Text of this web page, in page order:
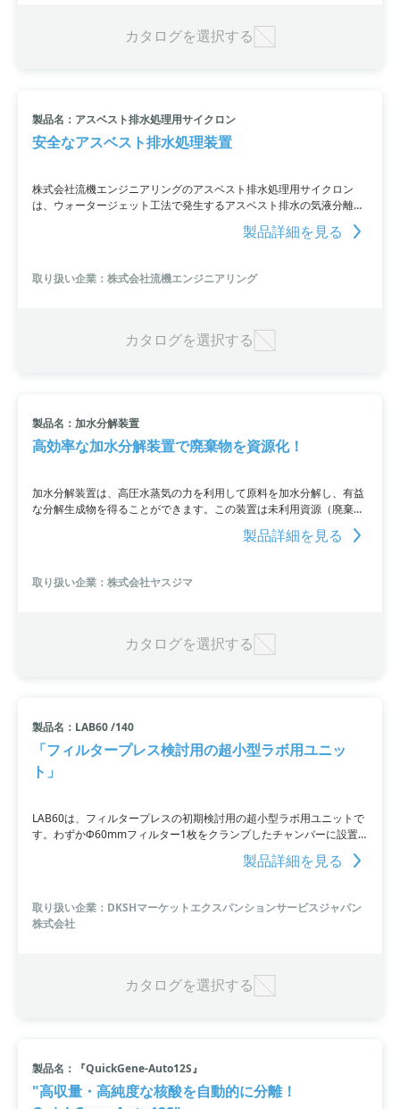
カタログを選択する
製品名：アスベスト排水処理用サイクロン
安全なアスベスト排水処理装置
株式会社流機エンジニアリングのアスベスト排水処理用サイクロン
は、ウォータージェット工法で発生するアスベスト排水の気液分離装
置です。安全かつ連続的に液体と気体を分離でき、回収率が向上しま
製品詳細を見る
取り扱い企業：株式会社流機エンジニアリング
カタログを選択する
製品名：加水分解装置
高効率な加水分解装置で廃棄物を資源化！
加水分解装置は、高圧水蒸気の力を利用して原料を加水分解し、有益
な分解生成物を得ることができます。この装置は未利用資源（廃棄
物）を処理し、二酸化炭素やダイオキシンの発生せずに有益な資源へ
と変換可能。木質原料や廃棄物からのエタノール製造や燃料・肥料へ
ます。この装置は環境への悪影響を最小限に抑えながら、廃棄物の有
効活用を実現するために開発されました。
製品詳細を見る
取り扱い企業：株式会社ヤスジマ
カタログを選択する
製品名：LAB60 /140
「フィルタープレス検討用の超小型ラボ用ユニッ
ト」
LAB60は、フィルタープレスの初期検討用の超小型ラボ用ユニットで
す。わずかΦ60mmフィルター1枚をクランプしたチャンバーに設置
するだけで、条件検討やパラメータの確認が可能です。材料ロスを少
なくしたい、少量多品種で試したい、洗浄の手間を省きたいなどのお
すればろ過助剤の使用量も確認できます。フィルターや滅菌専用シー
トも用意しています。
製品詳細を見る
取り扱い企業：DKSHマーケットエクスパンションサービスジャパン
株式会社
カタログを選択する
製品名：『QuickGene-Auto12S』
"高収量・高純度な核酸を自動的に分離！